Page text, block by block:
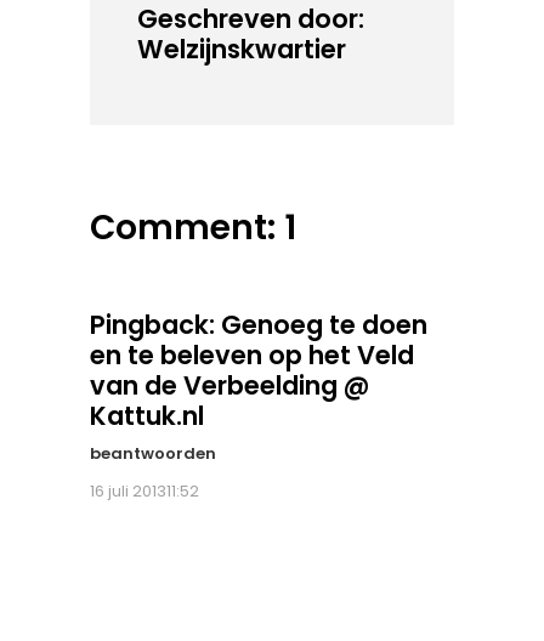
Geschreven door:
Welzijnskwartier
Comment: 1
Pingback: Genoeg te doen
en te beleven op het Veld
van de Verbeelding @
Kattuk.nl
beantwoorden
16 juli 201311:52